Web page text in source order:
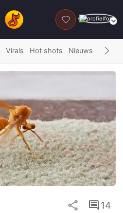
DONEER
Virals Hot shots Nieuws Fails
14